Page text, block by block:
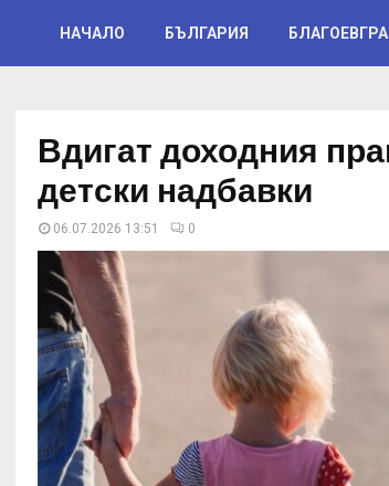
НАЧАЛО БЪЛГАРИЯ
Вдигат доходния
детски надбавки
06.07.2026 13:51 0